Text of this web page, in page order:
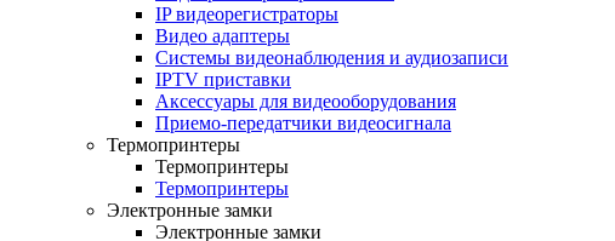
IP видеорегистраторы
Видео адаптеры
Системы видеонаблюдения и аудиозаписи
IPTV приставки
Аксессуары для видеооборудования
Приемо-передатчики видеосигнала
Термопринтеры
Термопринтеры
Термопринтеры
Электронные замки
Электронные замки